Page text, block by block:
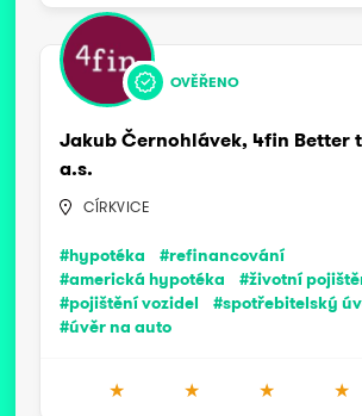
OVĚŘENO
Jakub Černohlávek, 4fin Better
a.s.
CÍRKVICE
#hypotéka
#refinancování
#americká hypotéka
#životní
#pojištění vozidel
#spotřebitelský
#úvěr na auto
★ ★ ★ ★